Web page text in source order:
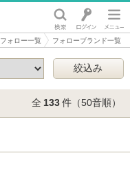
フォロー一覧 フォローブランド一覧
全 133件（50音順）